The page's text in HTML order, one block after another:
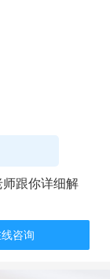
跟你详细解
咨询